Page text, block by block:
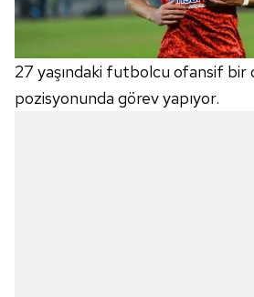
27 yaşındaki futbolcu ofansif bir
pozisyonunda görev yapıyor.